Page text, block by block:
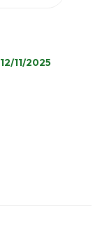
12/11/2025